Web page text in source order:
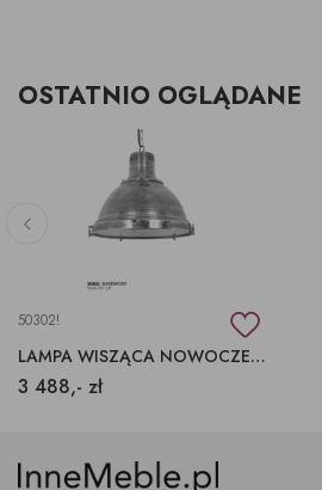
OSTATNIO OGLĄDANE
50302!
LAMPA WISZĄCA NOWOCZESNA LOFTOWA SREBRO
3 488,- zł